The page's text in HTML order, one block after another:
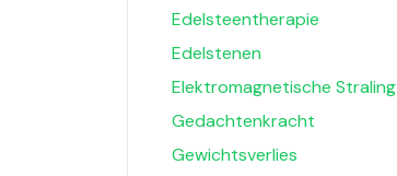
Edelsteentherapie
Edelstenen
Elektromagnetische Straling
Gedachtenkracht
Gewichtsverlies